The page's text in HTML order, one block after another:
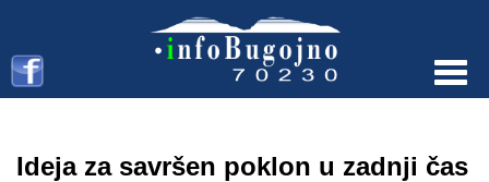
Ideja za savršen poklon u zadnji čas